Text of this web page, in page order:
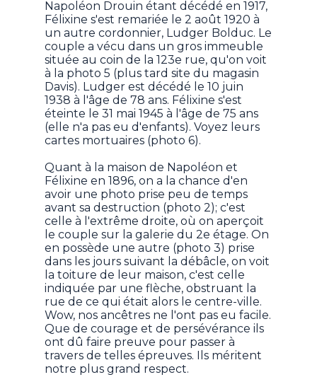
Napoléon Drouin étant décédé en 1917,
Félixine s'est remariée le 2 août 1920 à
un autre cordonnier, Ludger Bolduc. Le
couple a vécu dans un gros immeuble
située au coin de la 123e rue, qu'on voit
à la photo 5 (plus tard site du magasin
Davis). Ludger est décédé le 10 juin
1938 à l'âge de 78 ans. Félixine s'est
éteinte le 31 mai 1945 à l'âge de 75 ans
(elle n'a pas eu d'enfants). Voyez leurs
cartes mortuaires (photo 6).
Quant à la maison de Napoléon et
Félixine en 1896, on a la chance d'en
avoir une photo prise peu de temps
avant sa destruction (photo 2); c'est
celle à l'extrême droite, où on aperçoit
le couple sur la galerie du 2e étage. On
en possède une autre (photo 3) prise
dans les jours suivant la débâcle, on voit
la toiture de leur maison, c'est celle
indiquée par une flèche, obstruant la
rue de ce qui était alors le centre-ville.
Wow, nos ancêtres ne l'ont pas eu facile.
Que de courage et de persévérance ils
ont dû faire preuve pour passer à
travers de telles épreuves. Ils méritent
notre plus grand respect.